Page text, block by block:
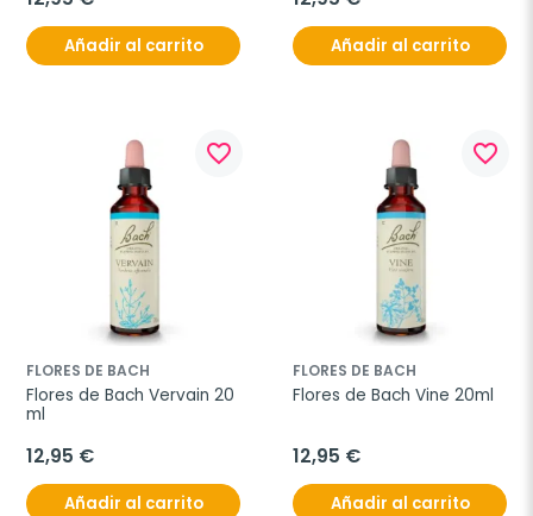
Añadir al carrito Añadir al carrito
favorite_border
FLORES DE BACH
Flores de Bach Vervain 20
ml
12,95 €
Añadir al carrito
favorite_border
FLORES DE BACH
Flores de Bach Vine 20ml
12,95 €
Añadir al carrito